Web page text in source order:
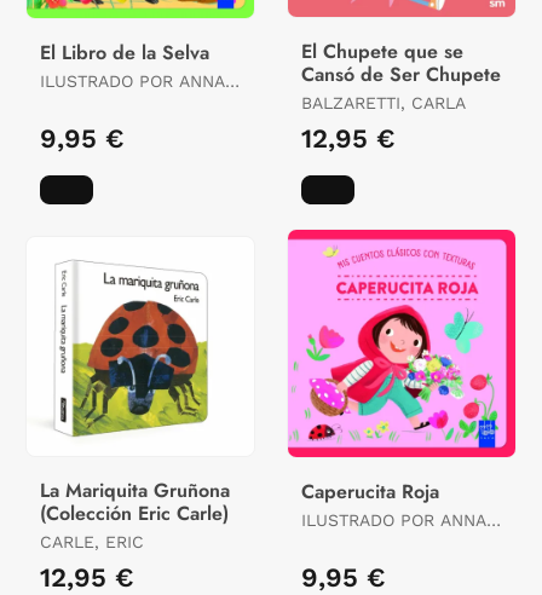
El Libro de la Selva
ILUSTRADO POR ANNA
9,95 €
El Chupete que se
Cansó de Ser Chupete
BALZARETTI, CARLA
12,95 €
La Mariquita Gruñona
(Colección Eric Carle)
CARLE, ERIC
12,95 €
Caperucita Roja
ILUSTRADO POR ANNA
9,95 €